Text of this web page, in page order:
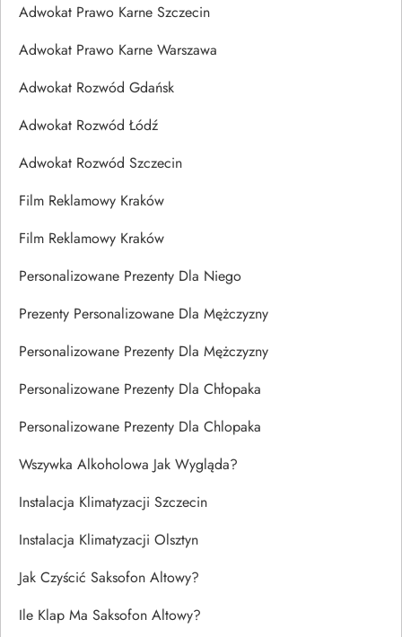
Adwokat Prawo Karne Szczecin
Adwokat Prawo Karne Warszawa
Adwokat Rozwód Gdańsk
Adwokat Rozwód Łódź
Adwokat Rozwód Szczecin
Film Reklamowy Kraków
Film Reklamowy Kraków
Personalizowane Prezenty Dla Niego
Prezenty Personalizowane Dla Mężczyzny
Personalizowane Prezenty Dla Mężczyzny
Personalizowane Prezenty Dla Chłopaka
Personalizowane Prezenty Dla Chlopaka
Wszywka Alkoholowa Jak Wygląda?
Instalacja Klimatyzacji Szczecin
Instalacja Klimatyzacji Olsztyn
Jak Czyścić Saksofon Altowy?
Ile Klap Ma Saksofon Altowy?